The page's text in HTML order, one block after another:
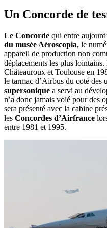
Un Concorde de
Le Concorde qui entre
du musée Aéroscopia, le
appareil de production non
déplacements les plus
Châteauroux et Toulouse en
le tarmac d’Airbus du coté des
supersonique a servi au
n’a donc jamais volé pour des
sera présenté avec la cabine
les Concordes d’Airfrance
entre 1981 et 1995.